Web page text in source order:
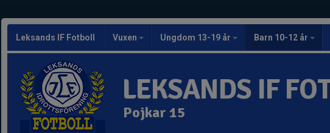
Leksands IF Fotboll Vuxen Ungdom 13-19 år Barn 10-12 år
LEKSANDS IF
Pojkar 15